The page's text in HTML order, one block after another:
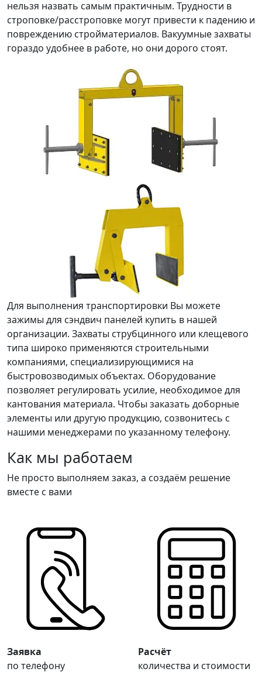
нельзя назвать самым практичным. Трудности в
строповке/расстроповке могут привести к падению и
повреждению стройматериалов. Вакуумные захваты
гораздо удобнее в работе, но они дорого стоят.
Для выполнения транспортировки Вы можете
зажимы для сэндвич панелей купить в нашей
организации. Захваты струбцинного или клещевого
типа широко применяются строительными
компаниями, специализирующимися на
быстровозводимых объектах. Оборудование
позволяет регулировать усилие, необходимое для
кантования материала. Чтобы заказать доборные
элементы или другую продукцию, созвонитесь с
нашими менеджерами по указанному телефону.
Как мы работаем
Не просто выполняем заказ, а создаём решение
вместе с вами
Заявка
по телефону
Расчёт
количества и стоимости